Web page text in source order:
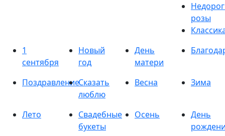
розы
1
сентября
Новый
год
День
матери
ПоздравлениеСказать
люблю
Весна Зима
Лето
Свадебные
букеты
Осень
День